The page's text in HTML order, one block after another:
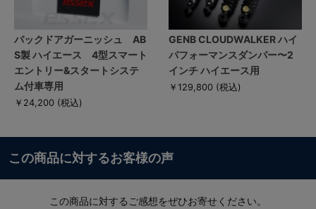
バックドアガーニッシュ AB
S製 ハイエース 4型スマート
エントリー&スタートシステ
ム付車専用
￥24,200 (税込)
GENB CLOUDWALKER ハイ
パフォーマンスダンパー〜2
インチ ハイエース用
￥129,800 (税込)
この商品に対するお客様の声
この商品に対するご感想をぜひお寄せください。